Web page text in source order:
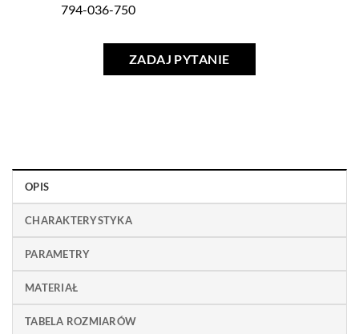
794-036-750
ZADAJ PYTANIE
OPIS
CHARAKTERYSTYKA
PARAMETRY
MATERIAŁ
TABELA ROZMIARÓW